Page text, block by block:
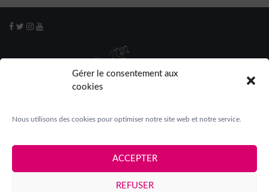
Gérer le consentement aux
cookies
Nous utilisons des cookies pour optimiser notre site web et notre service.
ACCEPTER
REFUSER
Mentions légales | Crédits | Contact | Espace presse |